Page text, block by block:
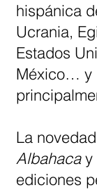
hispánica
Ucrania,
Estados
México… y
La
Albahacay
ediciones